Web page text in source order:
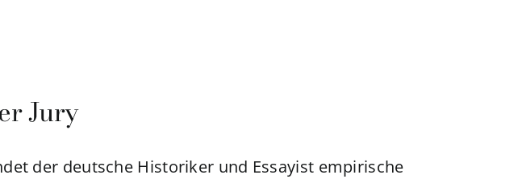
Jury
der deutsche Historiker und Essayist empirische